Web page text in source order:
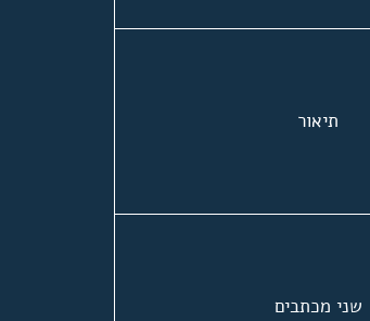
תיאור
שני מכתבים